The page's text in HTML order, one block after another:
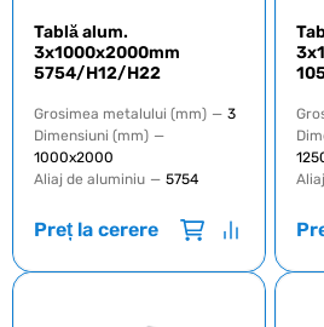
Tablă alum.
3x1000x2000mm
5754/H12/H22
Grosimea metalului (mm) — 3
Dimensiuni (mm) —
1000х2000
Aliaj de aluminiu — 5754
Preț la cerere